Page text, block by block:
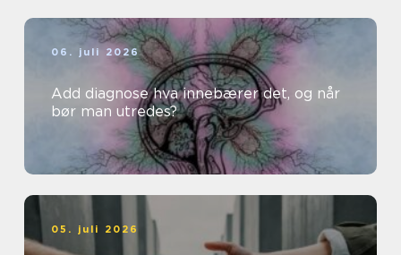
06. juli 2026
Add diagnose hva innebærer det, og når
bør man utredes?
05. juli 2026